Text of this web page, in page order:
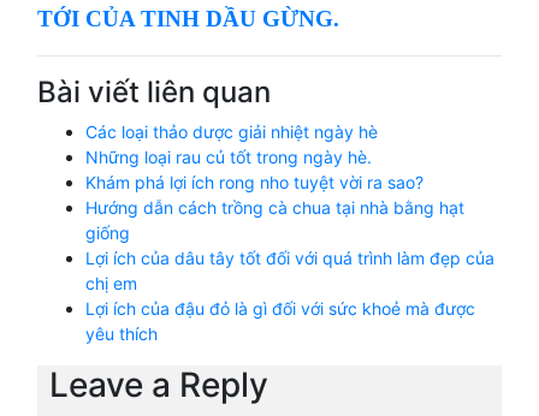
TỚI CỦA TINH DẦU GỪNG.
Bài viết liên quan
Các loại thảo dược giải nhiệt ngày hè
Những loại rau củ tốt trong ngày hè.
Khám phá lợi ích rong nho tuyệt vời ra sao?
Hướng dẫn cách trồng cà chua tại nhà bằng hạt
giống
Lợi ích của dâu tây tốt đối với quá trình làm đẹp của
chị em
Lợi ích của đậu đỏ là gì đối với sức khoẻ mà được
yêu thích
Leave a Reply